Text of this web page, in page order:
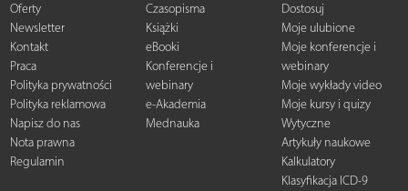
Oferty
Newsletter
Kontakt
Praca
Polityka prywatności
Polityka reklamowa
Napisz do nas
Nota prawna
Regulamin
Czasopisma
Książki
eBooki
Konferencje i
webinary
e-Akademia
Mednauka
Dostosuj
Moje ulubione
Moje konferencje i
webinary
Moje wykłady video
Moje kursy i quizy
Wytyczne
Artykuły naukowe
Kalkulatory
Klasyfikacja ICD-9